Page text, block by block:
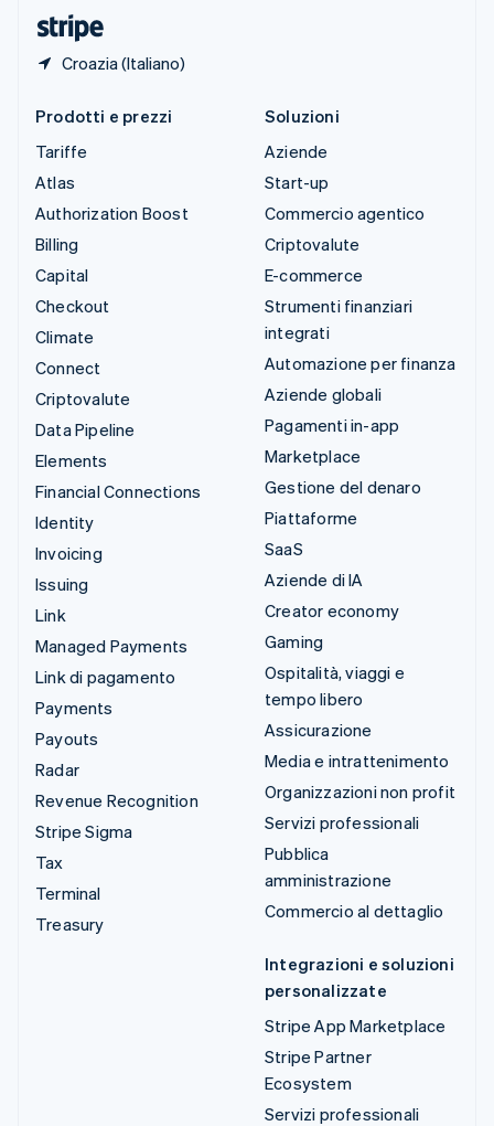
Croazia (Italiano)
Prodotti e prezzi
Tariffe
Atlas
Authorization Boost
Billing
Capital
Checkout
Climate
Connect
Criptovalute
Data Pipeline
Elements
Financial Connections
Identity
Invoicing
Issuing
Link
Managed Payments
Link di pagamento
Payments
Payouts
Radar
Revenue Recognition
Stripe Sigma
Tax
Terminal
Treasury
Soluzioni
Aziende
Start-up
Commercio agentico
Criptovalute
E-commerce
Strumenti finanziari
integrati
Automazione per finanza
Aziende globali
Pagamenti in-app
Marketplace
Gestione del denaro
Piattaforme
SaaS
Aziende di IA
Creator economy
Gaming
Ospitalità, viaggi e
tempo libero
Assicurazione
Media e intrattenimento
Organizzazioni non profit
Servizi professionali
Pubblica
amministrazione
Commercio al dettaglio
Integrazioni e soluzioni
personalizzate
Stripe App Marketplace
Stripe Partner
Ecosystem
Servizi professionali